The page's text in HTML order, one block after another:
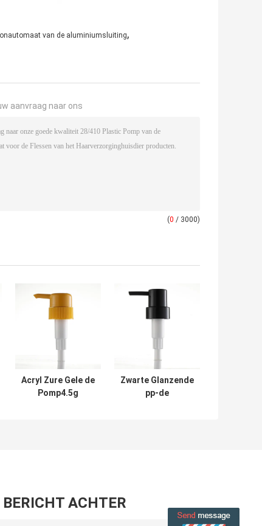
van de aluminiumsluiting,
aanvraag naar ons
(0 / 3000)
Acryl Zure Gele de
Pomp4.5g
Zwarte Glanzende
pp-de
ACHTER